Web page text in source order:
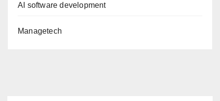
AI software development
Managetech